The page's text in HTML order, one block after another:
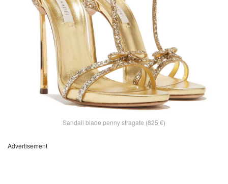
Sandali blade penny stragate (825 €)
Advertisement